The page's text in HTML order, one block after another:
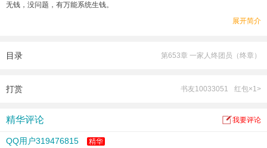
无钱，没问题，有万能系统生钱。
总之，遇强只有更强，谁敢阻挡一脚踏之。
展开简介
目录 第653章 一家人终团员（终章）
打赏 书友10033051 红包×1>
精华评论 我要评论
QQ用户319476815 精华